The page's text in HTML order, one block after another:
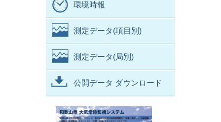
環境時報
測定データ(項目別)
測定データ(局別)
公開データ ダウンロード